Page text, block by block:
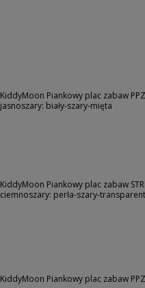
KiddyMoon Piankowy plac zabaw
jasnoszary: biały-szary-mięta
KiddyMoon Piankowy plac zabaw
ciemnoszary: perła-szary-
KiddyMoon Piankowy plac zabaw